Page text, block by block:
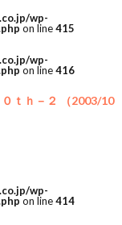
wp-
on line415
wp-
on line416
ｔｈ－２ （2003/10
wp-
on line414